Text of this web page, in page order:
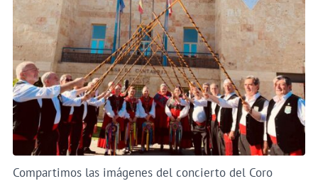
Compartimos las imágenes del concierto del Coro